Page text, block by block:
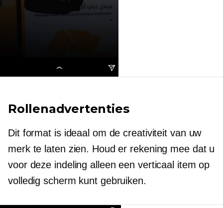
Rollenadvertenties
Dit format is ideaal om de creativiteit van uw
merk te laten zien. Houd er rekening mee dat u
voor deze indeling alleen een verticaal item op
volledig scherm kunt gebruiken.